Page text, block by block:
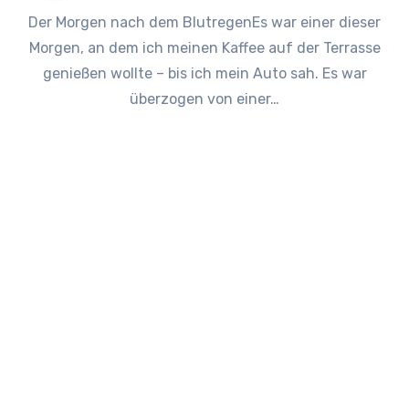
Der Morgen nach dem BlutregenEs war einer dieser
Morgen, an dem ich meinen Kaffee auf der Terrasse
genießen wollte – bis ich mein Auto sah. Es war
überzogen von einer…